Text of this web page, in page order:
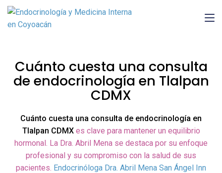
Cuánto cuesta una consulta
de endocrinología en Tlalpan
CDMX
Cuánto cuesta una consulta de endocrinología en
Tlalpan CDMXes clave para mantener un equilibrio
hormonal. La Dra. Abril Mena se destaca por su enfoque
profesional y su compromiso con la salud de sus
pacientes. Endocrinóloga Dra. Abril Mena San Ángel Inn